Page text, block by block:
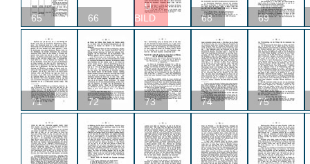
65 66
U
BILD
68 69
71 72 73 74 75